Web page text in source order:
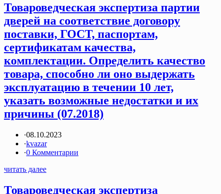
Товароведческая экспертиза партии
дверей на соответствие договору
поставки, ГОСТ, паспортам,
сертификатам качества,
комплектации. Определить качество
товара, способно ли оно выдержать
эксплуатацию в течении 10 лет,
указать возможные недостатки и их
причины (07.2018)
·08.10.2023
·kvazar
·0 Комментарии
читать далее
Товароведческая экспертиза